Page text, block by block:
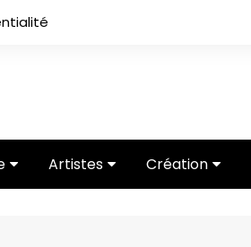
Artistes Création